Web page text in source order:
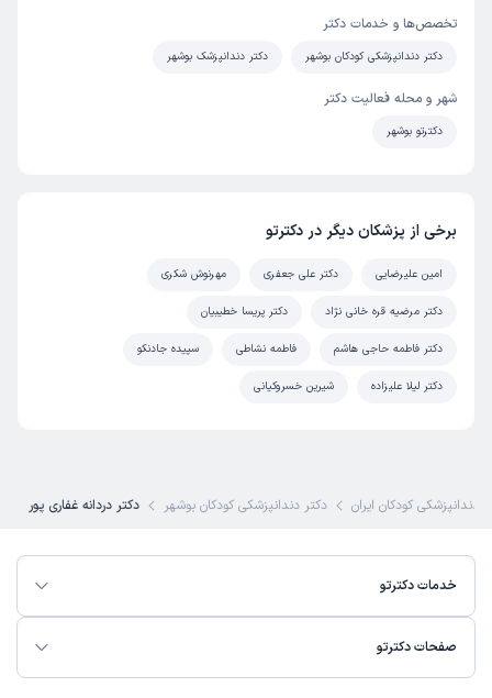
تخصص‌ها و خدمات دکتر
دکتر دندانپزشکی کودکان بوشهر دکتر دندانپزشک بوشهر
شهر و محله فعالیت دکتر
دکترتو بوشهر
برخی از پزشکان دیگر در دکترتو
امین علیرضایی دکتر علی جعفری مهرنوش شکری
دکتر مرضیه قره خانی نژاد دکتر پریسا خطیبیان
دکتر فاطمه حاجی هاشم فاطمه نشاطی سپیده جادنکو
دکتر لیلا علیزاده شیرین خسروکیانی
دندانپزشکی کودکان ایران دکتر دندانپزشکی کودکان بوشهر دکتر دردانه غفاری پور
خدمات دکترتو
صفحات دکترتو